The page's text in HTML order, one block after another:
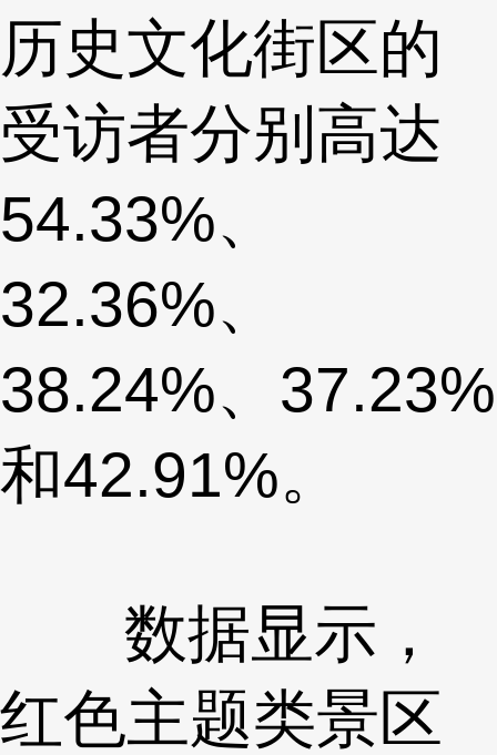
历史文化街区的
受访者分别高达
54.33%、
32.36%、
38.24%、37.23%
和42.91%。
数据显示，
红色主题类景区